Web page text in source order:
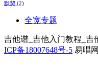
默契 (2)
全宽专题
吉他谱_吉他入门教程_吉
ICP备18007648号-5 易唱网